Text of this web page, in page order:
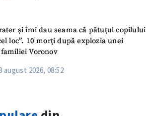
și îmi dau seama că pătuțul copilului
loc”. 10 morți după explozia unei
Voronov
august 2026, 08:52
anonimă